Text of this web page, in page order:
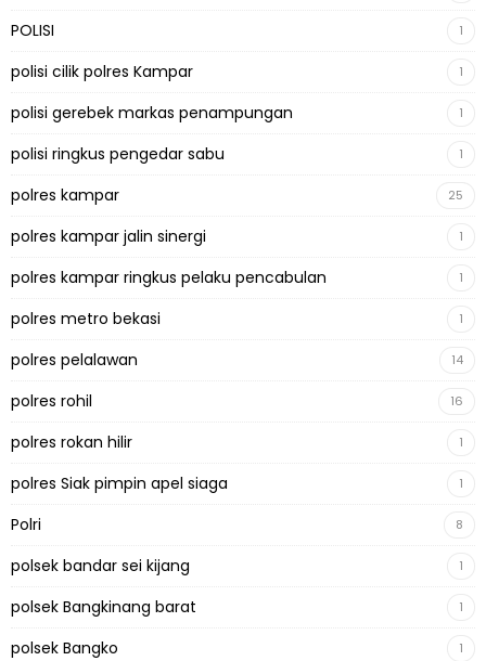
POLISI
1
polisi cilik polres Kampar 1
polisi gerebek markas penampungan 1
polisi ringkus pengedar sabu 1
polres kampar 25
polres kampar jalin sinergi 1
polres kampar ringkus pelaku pencabulan 1
polres metro bekasi 1
polres pelalawan 14
polres rohil 16
polres rokan hilir 1
polres Siak pimpin apel siaga 1
Polri 8
polsek bandar sei kijang 1
polsek Bangkinang barat 1
polsek Bangko 1